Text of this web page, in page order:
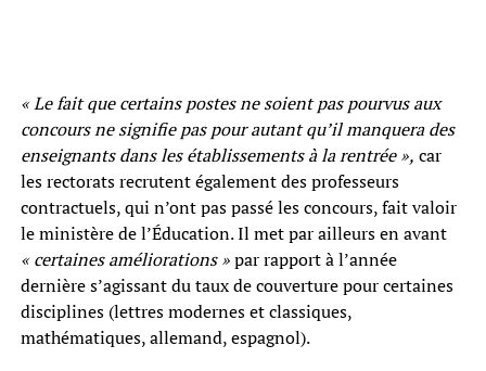
« Le fait que certains postes ne soient pas pourvus aux
concours ne signifie pas pour autant qu’il manquera des
enseignants dans les établissements à la rentrée », car
les rectorats recrutent également des professeurs
contractuels, qui n’ont pas passé les concours, fait valoir
le ministère de l’Éducation. Il met par ailleurs en avant
« certaines améliorations »par rapport à l’année
dernière s’agissant du taux de couverture pour certaines
disciplines (lettres modernes et classiques,
mathématiques, allemand, espagnol).